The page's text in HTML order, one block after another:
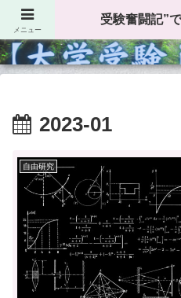
受験奮闘記”
2023-01
自由研究
メニュー
受験奮闘記”